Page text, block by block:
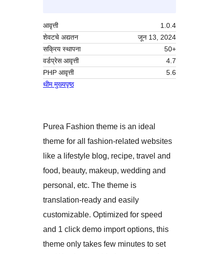
आवृत्ती
1.0.4
शेवटचे अद्यतन
जून 13, 2024
सक्रिय स्थापना
50+
वर्डप्रेस आवृत्ती
4.7
PHP आवृत्ती
5.6
थीम मुख्यपृष्ठ
Purea Fashion theme is an ideal
theme for all fashion-related websites
like a lifestyle blog, recipe, travel and
food, beauty, makeup, wedding and
personal, etc. The theme is
translation-ready and easily
customizable. Optimized for speed
and 1 click demo import options, this
theme only takes few minutes to set